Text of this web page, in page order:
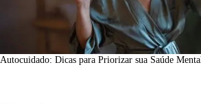
Autocuidado: Dicas para Priorizar sua Saúde